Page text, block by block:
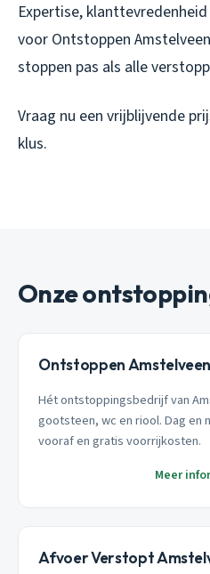
Expertise,
voor Ontstoppen
stoppen pas als alle
Vraag nu een vrijblijvende
klus.
Onze
Ontstoppen Amstelveen
Hét ontstoppingsbedrijf van
gootsteen, wc en riool. Dag en
vooraf en gratis voorrijkosten.
Meer
Afvoer Verstopt